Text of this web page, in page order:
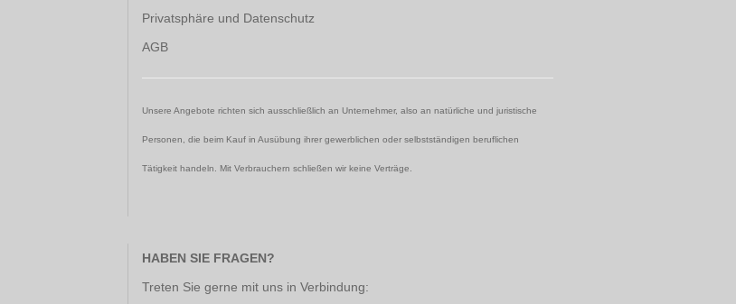
Privatsphäre und Datenschutz
AGB
Unsere Angebote richten sich ausschließlich an Unternehmer, also an natürliche und juristische
Personen, die beim Kauf in Ausübung ihrer gewerblichen oder selbstständigen beruflichen
Tätigkeit handeln. Mit Verbrauchern schließen wir keine Verträge.
HABEN SIE FRAGEN?
Treten Sie gerne mit uns in Verbindung: